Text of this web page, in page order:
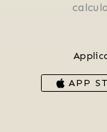
APP